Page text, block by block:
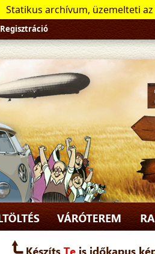
Statikus archívum, üzemelteti az
Regisztráció